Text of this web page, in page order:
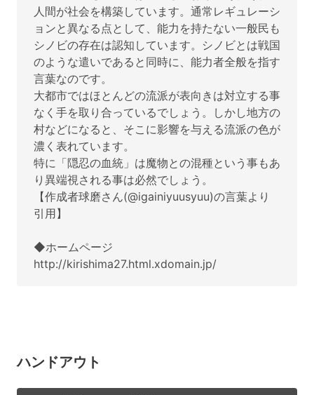
人間が社会を構築しています。通常レギュレーシ
ョンと異なる点として、能力を持たない一般民も
シノビの存在は認知しています。シノビとは戦国
のような遣いであると同時に、能力者全般を指す
言葉なのです。
大都市ではほとんどの流派が表向きは対立する事
なく手を取り合っているでしょう。しかし地方の
村などになると、そこに影響を与える流派の色が
濃く表れています。
特に「隠忍の血統」は魔物との混種という事もあ
り異端視される事は必然でしょう。
【作成者球磨さん(@igainiyuusyuu‬)の言葉より
引用】
◆ホームページ
http://kirishima27.html.xdomain.jp/
ハンドアウト